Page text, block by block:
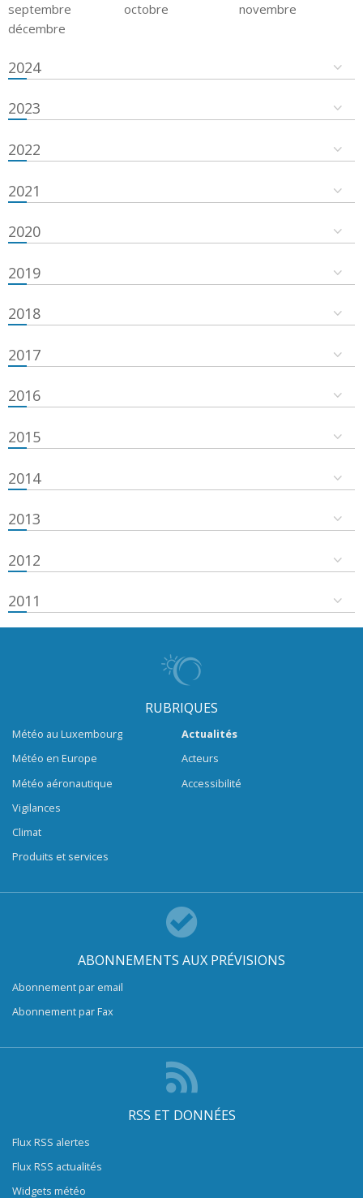
septembre
octobre
novembre
décembre
2024
2023
2022
2021
2020
2019
2018
2017
2016
2015
2014
2013
2012
2011
RUBRIQUES
Météo au Luxembourg
Météo en Europe
Météo aéronautique
Vigilances
Climat
Produits et services
Actualités
Acteurs
Accessibilité
ABONNEMENTS AUX PRÉVISIONS
Abonnement par email
Abonnement par Fax
RSS ET DONNÉES
Flux RSS alertes
Flux RSS actualités
Widgets météo